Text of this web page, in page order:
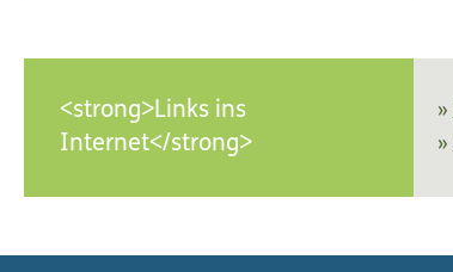
<strong>Links ins
Internet</strong>